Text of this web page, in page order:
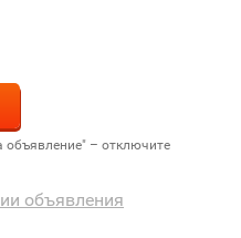
объявление" – отключите
объявления